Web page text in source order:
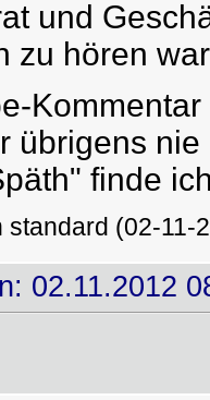
und
zu hören
übrigens
finde
standard (02-11-
02.11.2012